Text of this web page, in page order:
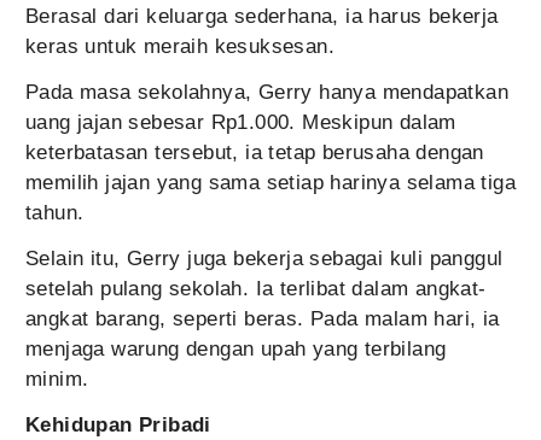
Berasal dari keluarga sederhana, ia harus bekerja
keras untuk meraih kesuksesan.
Pada masa sekolahnya, Gerry hanya mendapatkan
uang jajan sebesar Rp1.000. Meskipun dalam
keterbatasan tersebut, ia tetap berusaha dengan
memilih jajan yang sama setiap harinya selama tiga
tahun.
Selain itu, Gerry juga bekerja sebagai kuli panggul
setelah pulang sekolah. Ia terlibat dalam angkat-
angkat barang, seperti beras. Pada malam hari, ia
menjaga warung dengan upah yang terbilang
minim.
Kehidupan Pribadi